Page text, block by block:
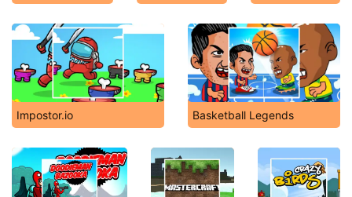
Impostor.io Basketball Legends